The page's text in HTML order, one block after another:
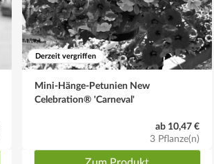
Derzeit vergriffen
Mini-Hänge-Petunien New
Celebration® 'Carneval'
ab 10,47 €
3 Pflanze(n)